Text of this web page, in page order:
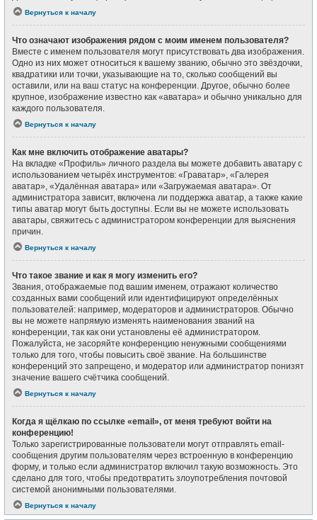
Вернуться к началу
Что означают изображения рядом с моим именем пользователя?
Вместе с именем пользователя могут присутствовать два изображения.
Одно из них может относиться к вашему званию, обычно это звёздочки,
квадратики или точки, указывающие на то, сколько сообщений вы
оставили, или на ваш статус на конференции. Другое, обычно более
крупное, изображение известно как «аватара» и обычно уникально для
каждого пользователя.
Вернуться к началу
Как мне включить отображение аватары?
На вкладке «Профиль» личного раздела вы можете добавить аватару с
использованием четырёх инструментов: «Граватар», «Галерея
аватар», «Удалённая аватара» или «Загружаемая аватара». От
администратора зависит, включена ли поддержка аватар, а также какие
типы аватар могут быть доступны. Если вы не можете использовать
аватары, свяжитесь с администратором конференции для выяснения
причин.
Вернуться к началу
Что такое звание и как я могу изменить его?
Звания, отображаемые под вашим именем, отражают количество
созданных вами сообщений или идентифицируют определённых
пользователей: например, модераторов и администраторов. Обычно
вы не можете напрямую изменять наименования званий на
конференции, так как они установлены её администратором.
Пожалуйста, не засоряйте конференцию ненужными сообщениями
только для того, чтобы повысить своё звание. На большинстве
конференций это запрещено, и модератор или администратор понизят
значение вашего счётчика сообщений.
Вернуться к началу
Когда я щёлкаю по ссылке «email», от меня требуют войти на
конференцию!
Только зарегистрированные пользователи могут отправлять email-
сообщения другим пользователям через встроенную в конференцию
форму, и только если администратор включил такую возможность. Это
сделано для того, чтобы предотвратить злоупотребления почтовой
системой анонимными пользователями.
Вернуться к началу